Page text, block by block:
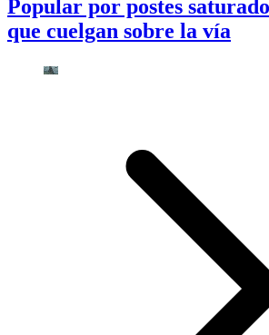
Popular por postes
que cuelgan sobre la vía